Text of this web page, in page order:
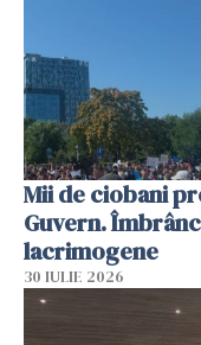
Mii de ciobani
Guvern.
lacrimogene
30 IULIE 2026